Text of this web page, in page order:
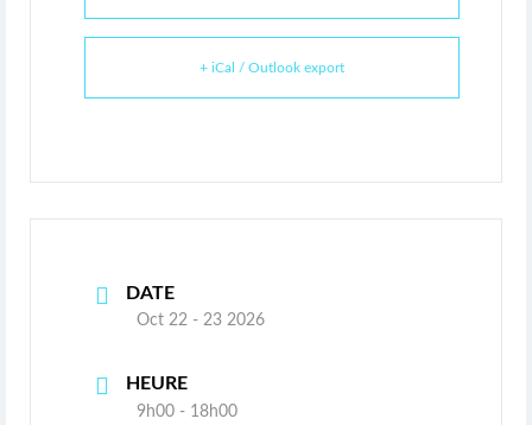
+ iCal / Outlook export
DATE
Oct 22 - 23 2026
HEURE
9h00 - 18h00